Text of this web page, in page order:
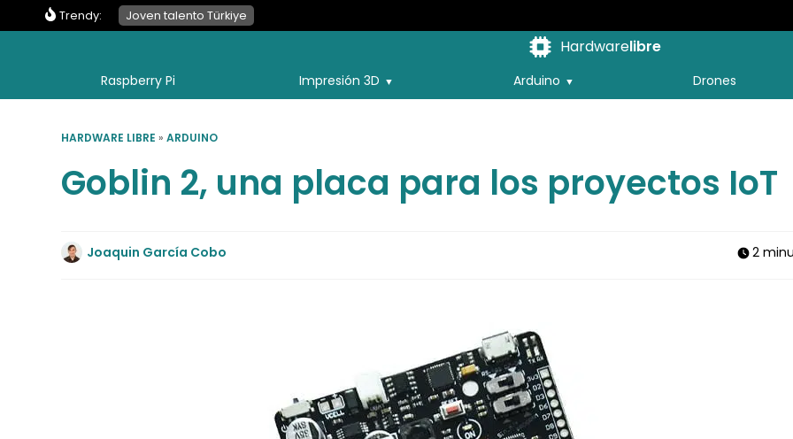
Hardwarelibre
Raspberry Pi Impresión 3D Arduino Drones
Trendy: Joven talento Türkiye
HARDWARE LIBRE »ARDUINO
Goblin 2, una placa para los proyectos IoT
Joaquin García Cobo 2